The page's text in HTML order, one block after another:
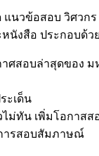
แนวข้อสอบ วิศวก
นังสือ ประกอบด้วย
ศสอบล่าสุดของ ม
ะเด็น
ม่ทัน เพิ่มโอกาสส
ารสอบสัมภาษณ์